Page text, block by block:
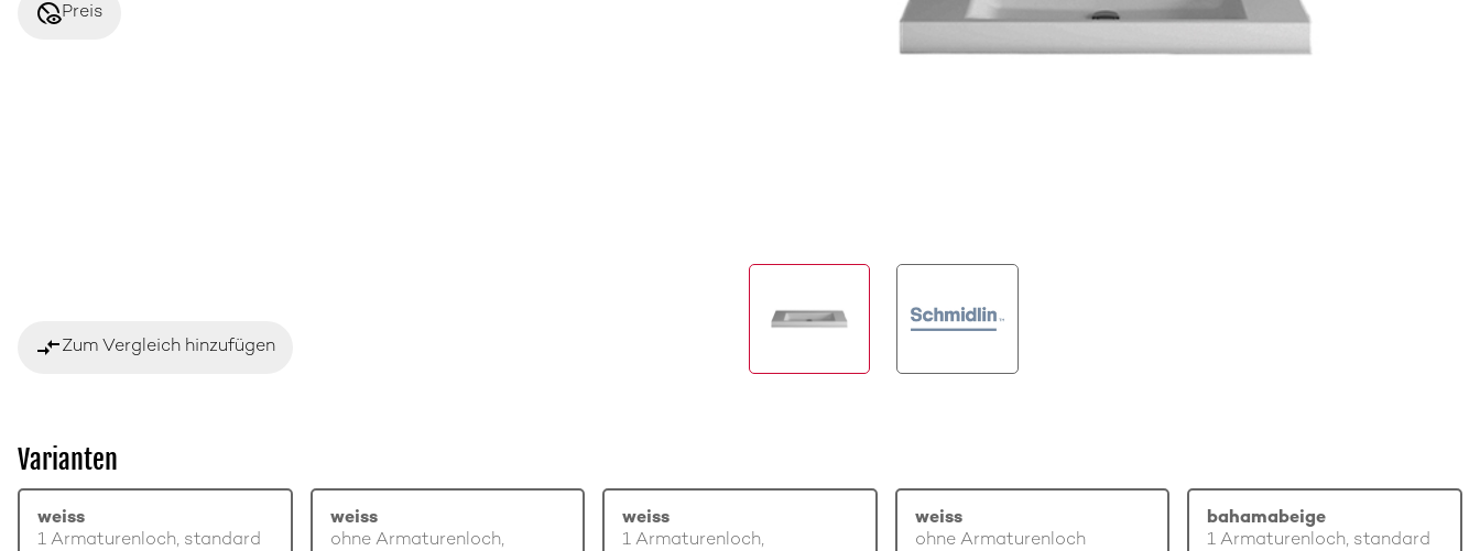
disabled_visiblePreis
compare_arrowsZum Vergleich hinzufügen
Varianten
weiss
1 Armaturenloch, standard
weiss
ohne Armaturenloch,
weiss
1 Armaturenloch,
weiss
ohne Armaturenloch
bahamabeige
1 Armaturenloch, standard